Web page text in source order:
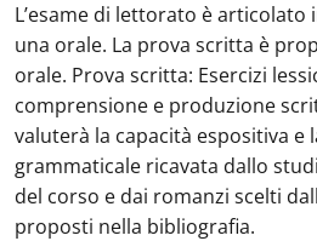
L’esame di lettorato è
una orale. La prova scritta è
orale. Prova scritta: Esercizi
comprensione e produzione
valuterà la capacità espositiva e
grammaticale ricavata dallo
del corso e dai romanzi scelti
proposti nella bibliografia.